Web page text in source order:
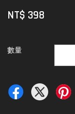
NT$ 398
數量